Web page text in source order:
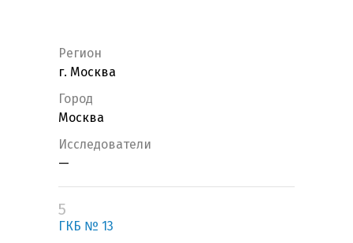
Регион
г. Москва
Город
Москва
Исследователи
—
5
ГКБ № 13